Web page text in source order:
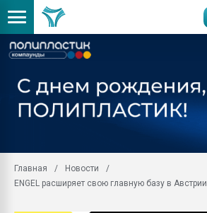
Главная
Новости
ENGEL расширяет свою главную базу в Австрии